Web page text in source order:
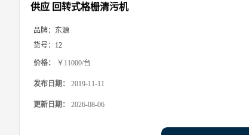
供应 回转式格栅清污机
品牌： 东源
货号： 12
价格： ￥11000/台
发布日期： 2019-11-11
更新日期： 2026-08-06